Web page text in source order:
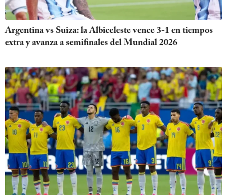
Argentina vs Suiza: la Albiceleste vence 3-1 en tiempos
extra y avanza a semifinales del Mundial 2026